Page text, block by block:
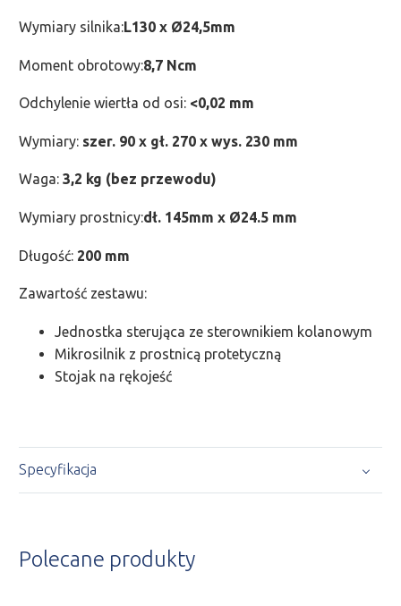
Wymiary silnika:L130 x Ø24,5mm
Moment obrotowy:8,7 Ncm
Odchylenie wiertła od osi: <0,02 mm
Wymiary: szer. 90 x gł. 270 x wys. 230 mm
Waga: 3,2 kg (bez przewodu)
Wymiary prostnicy:dł. 145mm x Ø24.5 mm
Długość: 200 mm
Zawartość zestawu:
Jednostka sterująca ze sterownikiem kolanowym
Mikrosilnik z prostnicą protetyczną
Stojak na rękojeść
Specyfikacja
Polecane produkty